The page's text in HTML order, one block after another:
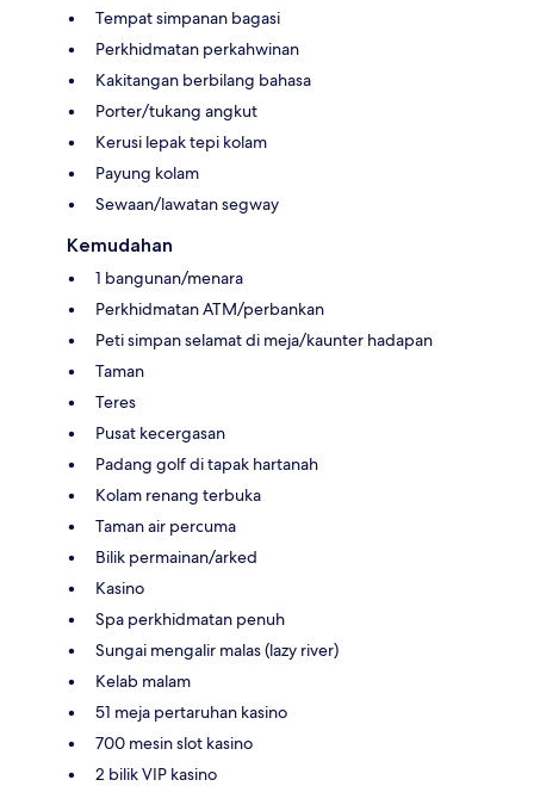
Tempat simpanan bagasi
Perkhidmatan perkahwinan
Kakitangan berbilang bahasa
Porter/tukang angkut
Kerusi lepak tepi kolam
Payung kolam
Sewaan/lawatan segway
Kemudahan
1 bangunan/menara
Perkhidmatan ATM/perbankan
Peti simpan selamat di meja/kaunter hadapan
Taman
Teres
Pusat kecergasan
Padang golf di tapak hartanah
Kolam renang terbuka
Taman air percuma
Bilik permainan/arked
Kasino
Spa perkhidmatan penuh
Sungai mengalir malas (lazy river)
Kelab malam
51 meja pertaruhan kasino
700 mesin slot kasino
2 bilik VIP kasino